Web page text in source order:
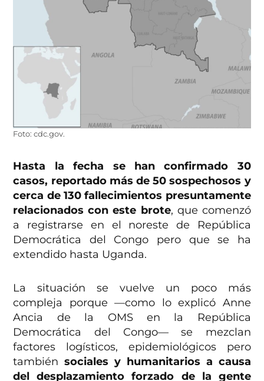
Foto: cdc.gov.
Hasta la fecha se han confirmado 30
casos, reportado más de 50 sospechosos y
cerca de 130 fallecimientos presuntamente
relacionados con este brote, que comenzó
a registrarse en el noreste de República
Democrática del Congo pero que se ha
extendido hasta Uganda.
La situación se vuelve un poco más
compleja porque —como lo explicó Anne
Ancia de la OMS en la República
Democrática del Congo— se mezclan
factores logísticos, epidemiológicos pero
tambiénsociales y humanitarios a causa
del desplazamiento forzado de la gente